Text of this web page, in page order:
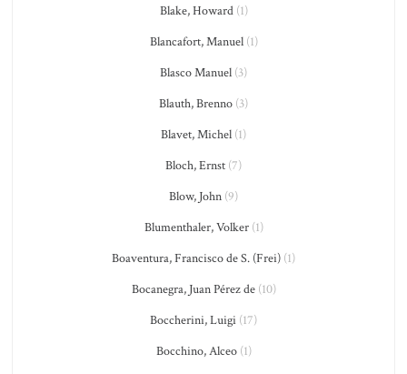
Blake, Howard(1)
Blancafort, Manuel(1)
Blasco Manuel (3)
Blauth, Brenno (3)
Blavet, Michel (1)
Bloch, Ernst (7)
Blow, John (9)
Blumenthaler, Volker(1)
Boaventura, Francisco de S. (Frei) (1)
Bocanegra, Juan Pérez de(10)
Boccherini, Luigi (17)
Bocchino, Alceo(1)